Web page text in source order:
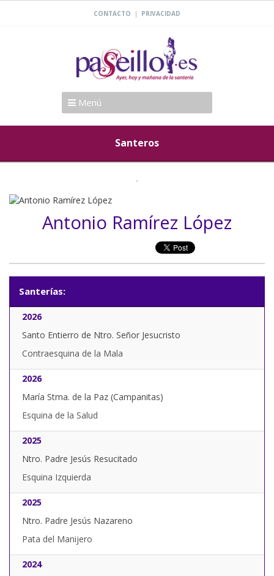
CONTACTO | PRIVACIDAD
Menú
Santeros
Antonio Ramírez López
Santerías:
2026
Santo Entierro de Ntro. Señor Jesucristo
Contraesquina de la Mala
2026
María Stma. de la Paz (Campanitas)
Esquina de la Salud
2025
Ntro. Padre Jesús Resucitado
Esquina Izquierda
2025
Ntro. Padre Jesús Nazareno
Pata del Manijero
2024